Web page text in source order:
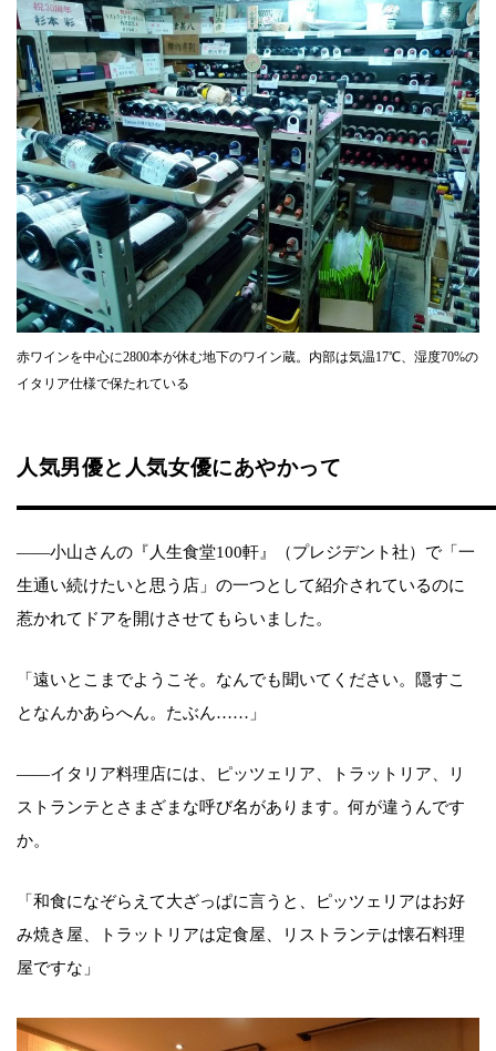
赤ワインを中心に2800本が休む地下のワイン蔵。内部は気温17℃、湿度70%の
イタリア仕様で保たれている
人気男優と人気女優にあやかって
――小山さんの『人生食堂100軒』（プレジデント社）で「一
生通い続けたいと思う店」の一つとして紹介されているのに
惹かれてドアを開けさせてもらいました。
「遠いとこまでようこそ。なんでも聞いてください。隠すこ
となんかあらへん。たぶん……」
――イタリア料理店には、ピッツェリア、トラットリア、リ
ストランテとさまざまな呼び名があります。何が違うんです
か。
「和食になぞらえて大ざっぱに言うと、ピッツェリアはお好
み焼き屋、トラットリアは定食屋、リストランテは懐石料理
屋ですな」